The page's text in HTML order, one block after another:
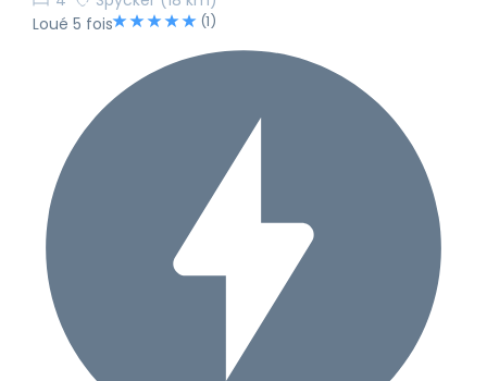
Loué 5 fois
(1)